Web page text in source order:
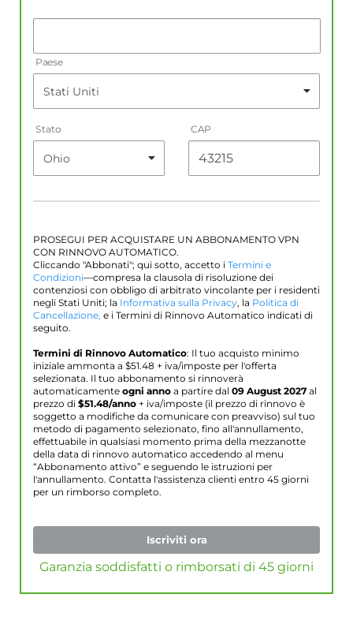
Paese
Stato CAP
PROSEGUI PER ACQUISTARE UN ABBONAMENTO VPN
CON RINNOVO AUTOMATICO.
Cliccando "Abbonati"; qui sotto, accetto i Termini e
Condizioni—compresa la clausola di risoluzione dei
contenziosi con obbligo di arbitrato vincolante per i residenti
negli Stati Uniti; la Informativa sulla Privacy, la Politica di
Cancellazione, e i Termini di Rinnovo Automatico indicati di
seguito.
Termini di Rinnovo Automatico: Il tuo acquisto minimo
iniziale ammonta a $51.48 + iva/imposte per l'offerta
selezionata. Il tuo abbonamento si rinnoverà
automaticamente ogni anno a partire dal 09 August 2027 al
prezzo di $51.48/anno + iva/imposte (il prezzo di rinnovo è
soggetto a modifiche da comunicare con preavviso) sul tuo
metodo di pagamento selezionato, fino all'annullamento,
effettuabile in qualsiasi momento prima della mezzanotte
della data di rinnovo automatico accedendo al menu
“Abbonamento attivo” e seguendo le istruzioni per
l'annullamento. Contatta l'assistenza clienti entro 45 giorni
per un rimborso completo.
Iscriviti ora
Garanzia soddisfatti o rimborsati di 45 giorni